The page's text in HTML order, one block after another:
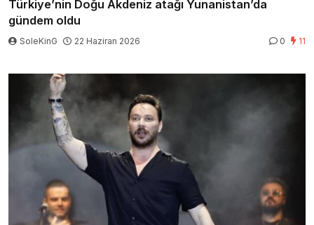
Türkiye’nin Doğu Akdeniz atağı Yunanistan’da
gündem oldu
SoleKinG 22 Haziran 2026 0 11